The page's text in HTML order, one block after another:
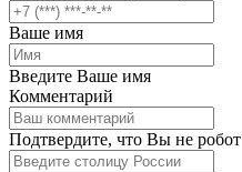
Ваше имя
Введите Ваше имя
Комментарий
Подтвердите, что Вы не робот